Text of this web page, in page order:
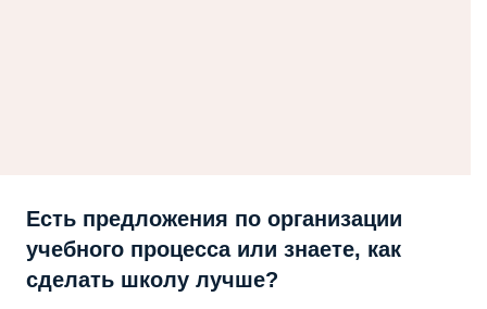
Есть предложения по организации
учебного процесса или знаете, как
сделать школу лучше?